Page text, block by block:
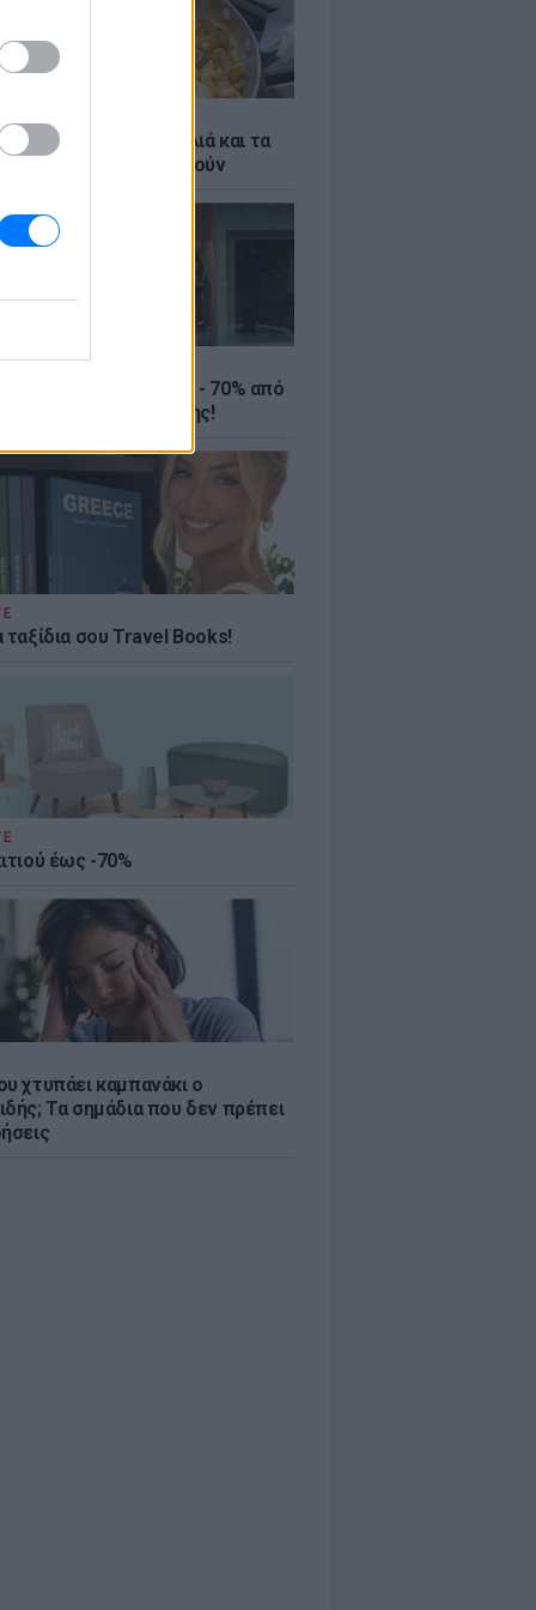
γιαούρτι: Μία κουταλιά και τα
eggs θα απογειωθούν
εκπτώσεις έως - 70% από
eshops ένδυσης!
ταξίδια σου Travel Books!
έως -70%
χτυπάει καμπανάκι ο
Τα σημάδια που δεν πρέπει